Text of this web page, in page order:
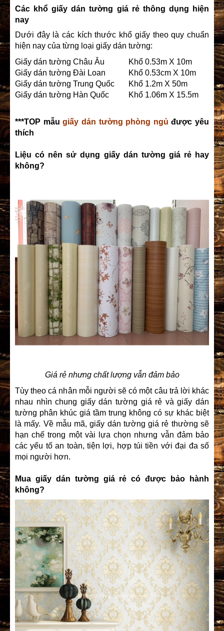
Các khổ giấy dán tường giá rẻ thông dụng hiện
nay
Dưới đây là các kích thước khổ giấy theo quy chuẩn
hiện nay của từng loại giấy dán tường:
Giấy dán tường Châu Âu
Khổ 0.53m X 10m
Giấy dán tường Đài Loan
Khổ 0.53cm X 10m
Giấy dán tường Trung Quốc
Khổ 1.2m X 50m
Giấy dán tường Hàn Quốc
Khổ 1.06m X 15.5m
***TOP mẫugiấy dán tường phòng ngủ được yêu
thích
Liệu có nên sử dụng giấy dán tường giá rẻ hay
không?
Giá rẻ nhưng chất lượng vẫn đảm bảo
Tùy theo cá nhân mỗi người sẽ có một câu trả lời khác
nhau nhìn chung giấy dán tường giá rẻ và giấy dán
tường phân khúc giá tầm trung không có sự khác biệt
là mấy. Về mẫu mã, giấy dán tường giá rẻ thường sẽ
hạn chế trong một vài lựa chọn nhưng vẫn đảm bảo
các yếu tố an toàn, tiện lợi, hợp túi tiền với đại đa số
mọi người hơn.
Mua giấy dán tường giá rẻ có được bảo hành
không?